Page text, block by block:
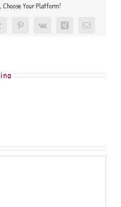
Choose Your Platform!
Pinterest
Vk Xing
E-